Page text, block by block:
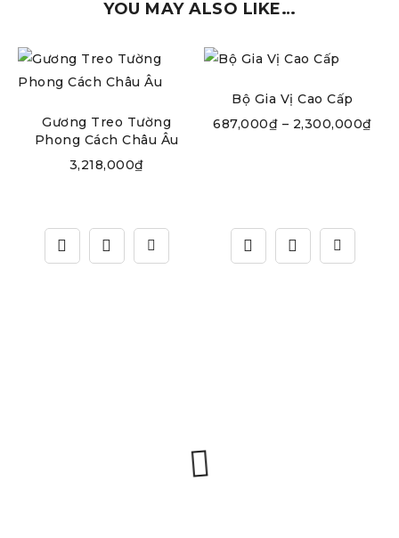
YOU MAY ALSO LIKE…
Gương Treo Tường
Phong Cách Châu Âu
3,218,000₫
Bộ Gia Vị Cao Cấp
687,000₫ – 2,300,000₫